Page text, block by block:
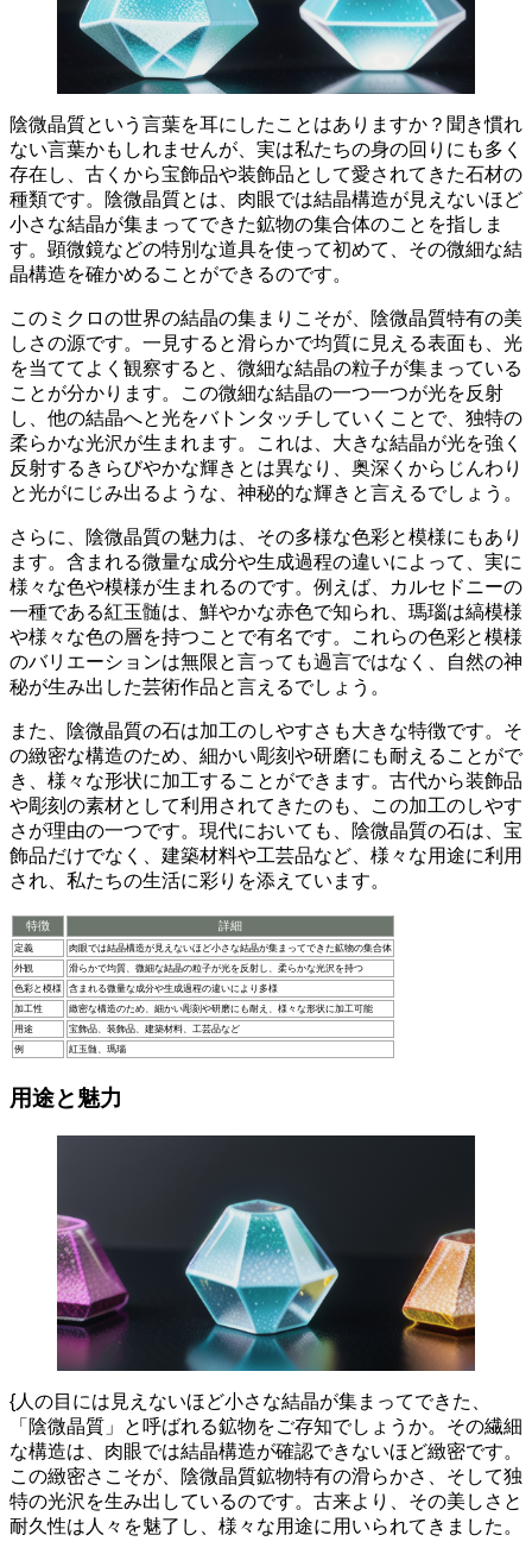
陰微晶質という言葉を耳にしたことはありますか？ 聞き慣れ
ない言葉かもしれませんが、実は私たちの身の回りにも多く
存在し、古くから宝飾品や装飾品として愛されてきた石材の
種類です。陰微晶質とは、 肉眼では結晶構造が見えないほど
小さな結晶が集まってできた鉱物の集合体のことを指しま
す。顕微鏡などの特別な道具を使って初めて、その微細な結
晶構造を確かめることができるのです。
このミクロの世界の結晶の集まりこそが、陰微晶質特有の美
しさの源です。一見すると滑らかで均質に見える表面も、光
を当ててよく観察すると、微細な結晶の粒子が集まっている
ことが分かります。この微細な結晶の一つ一つが光を反射
し、他の結晶へと光をバトンタッチしていくことで、 独特の
柔らかな光沢が生まれます。これは、大きな結晶が光を強く
反射するきらびやかな輝きとは異なり、 奥深くからじんわり
と光がにじみ出るような、神秘的な輝き と言えるでしょう。
さらに、陰微晶質の魅力は、その多様な色彩と模様にもあり
ます。含まれる微量な成分や生成過程の違いによって、実に
様々な色や模様が生まれるのです。例えば、カルセドニーの
一種である紅玉髄は、鮮やかな赤色で知られ、瑪瑙は縞模様
や様々な色の層を持つことで有名です。これらの色彩と模様
のバリエーションは無限と言っても過言ではなく、自然の神
秘が生み出した芸術作品と言えるでしょう。
また、陰微晶質の石は加工のしやすさも大きな特徴です。そ
の緻密な構造のため、 細かい彫刻や研磨にも耐える ことがで
き、様々な形状に加工することができます。古代から装飾品
や彫刻の素材として利用されてきたのも、この加工のしやす
さが理由の一つです。現代においても、陰微晶質の石は、宝
飾品だけでなく、建築材料や工芸品など、様々な用途に利用
され、私たちの生活に彩りを添えています。
特徴 詳細
定義
肉眼では結晶構造が見えないほど小さな結晶が集まってできた鉱物の集合体
外観
滑らかで均質、微細な結晶の粒子が光を反射し、柔らかな光沢を持つ
色彩と模様
含まれる微量な成分や生成過程の違いにより多様
加工性
緻密な構造のため、細かい彫刻や研磨にも耐え、様々な形状に加工可能
用途
宝飾品、装飾品、建築材料、工芸品など
例
紅玉髄、瑪瑙
用途と魅力
{人の目には見えないほど小さな結晶が集まってできた
「陰微晶質」と呼ばれる鉱物をご存知でしょうか。その繊細
な構造は、 肉眼では結晶構造が確認できないほど緻密です。
この緻密さこそが、陰微晶質鉱物特有の滑らかさ、そして独
特の光沢を生み出しているのです。古来より、その美しさと
耐久性は人々を魅了し、様々な用途に用いられてきました。